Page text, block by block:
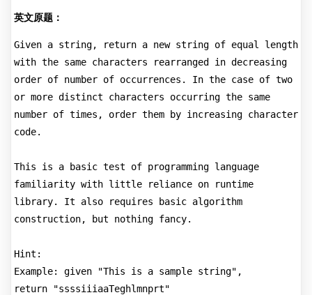
英文原题：
Given a string, return a new string of equal length
with the same characters rearranged in decreasing
order of number of occurrences. In the case of two
or more distinct characters occurring the same
number of times, order them by increasing character
code.
This is a basic test of programming language
familiarity with little reliance on runtime
library. It also requires basic algorithm
construction, but nothing fancy.
Hint:
Example: given "This is a sample string",
return "ssssiiiaaTeghlmnprt"